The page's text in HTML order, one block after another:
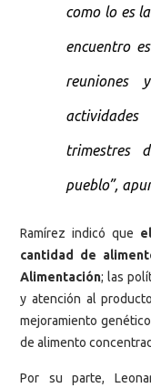
como lo es
encuentro
reuniones
trimestres
pueblo”,
Ramírez indicó que
cantidad de
Alimentación; las
y atención al
mejoramiento
de alimento
Por su parte,